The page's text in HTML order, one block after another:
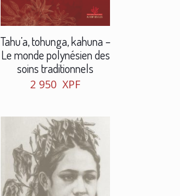
Tahu’a, tohunga, kahuna –
Le monde polynésien des
soins traditionnels
2 950 XPF